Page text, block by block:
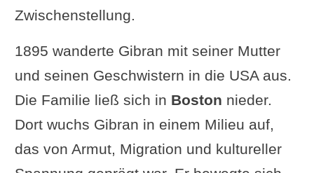
Zwischenstellung.
1895 wanderte Gibran mit seiner Mutter
und seinen Geschwistern in die USA aus.
Die Familie ließ sich in Boston nieder.
Dort wuchs Gibran in einem Milieu auf,
das von Armut, Migration und kultureller